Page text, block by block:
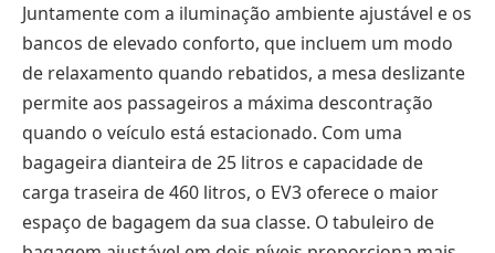
Juntamente com a iluminação ambiente ajustável e os
bancos de elevado conforto, que incluem um modo
de relaxamento quando rebatidos, a mesa deslizante
permite aos passageiros a máxima descontração
quando o veículo está estacionado. Com uma
bagageira dianteira de 25 litros e capacidade de
carga traseira de 460 litros, o EV3 oferece o maior
espaço de bagagem da sua classe. O tabuleiro de